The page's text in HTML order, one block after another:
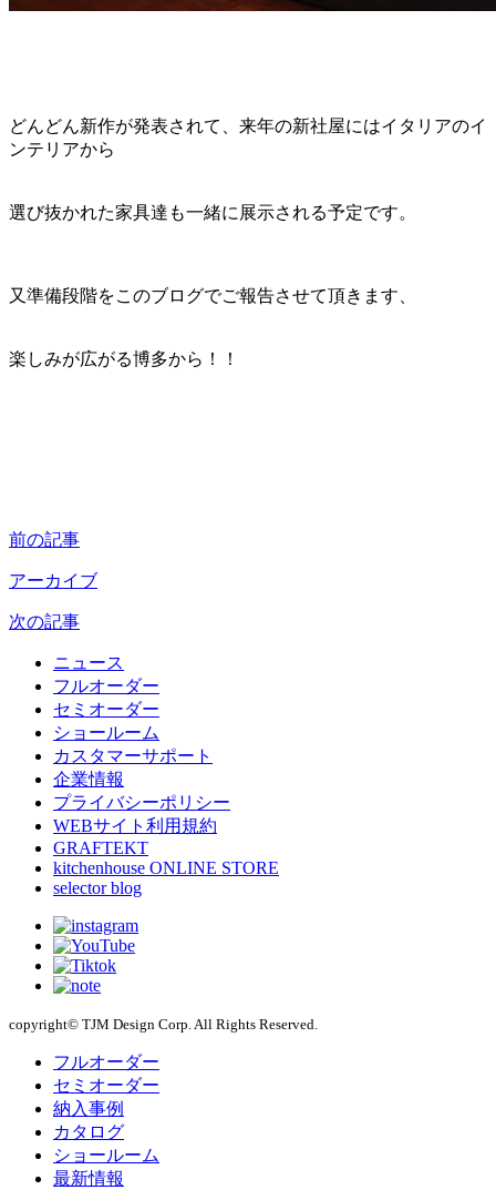
どんどん新作が発表されて、来年の新社屋にはイタリアのイ
ンテリアから
選び抜かれた家具達も一緒に展示される予定です。
又準備段階をこのブログでご報告させて頂きます、
楽しみが広がる博多から！！
前の記事
アーカイブ
次の記事
ニュース
フルオーダー
セミオーダー
ショールーム
カスタマーサポート
企業情報
プライバシーポリシー
WEBサイト利用規約
GRAFTEKT
kitchenhouse ONLINE STORE
selector blog
copyright© TJM Design Corp. All Rights Reserved.
フルオーダー
セミオーダー
納入事例
カタログ
ショールーム
最新情報